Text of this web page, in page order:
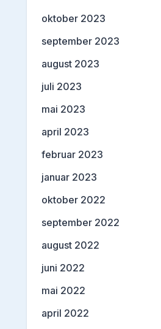
oktober 2023
september 2023
august 2023
juli 2023
mai 2023
april 2023
februar 2023
januar 2023
oktober 2022
september 2022
august 2022
juni 2022
mai 2022
april 2022